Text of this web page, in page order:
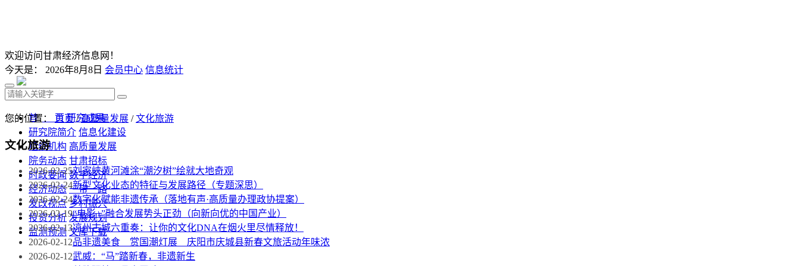
欢迎访问甘肃经济信息网！
今天是： 2026年8月8日 会员中心 信息统计
首 页 研究成果
研究院简介 信息化建设
组织机构 高质量发展
院务动态 甘肃招标
时政要闻 数字经济
经济动态 一带一路
发改视点 乡村振兴
投资分析 发展规划
监测预测 文库下载
您的位置： 首页/高质量发展 /文化旅游
文化旅游
2026-02-25刘家峡黄河滩涂“潮汐树”绘就大地奇观
2026-02-24新型文化业态的特征与发展路径（专题深思）
2026-02-24数字化赋能非遗传承（落地有声·高质量办理政协提案）
2026-02-19“电影+”融合发展势头正劲（向新向优的中国产业）
2026-02-13凉州古城六重奏：让你的文化DNA在烟火里尽情释放！
2026-02-12品非遗美食 赏国潮灯展 庆阳市庆城县新春文旅活动年味浓
2026-02-12武威：“马”踏新春，非遗新生